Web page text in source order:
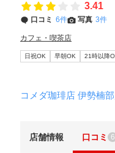
3.41
口コミ 6件 写真 3件
カフェ・喫茶店
日祝OK 早朝OK 21時以降
コメダ珈琲店 伊勢楠
店舗情報 口コミ 6